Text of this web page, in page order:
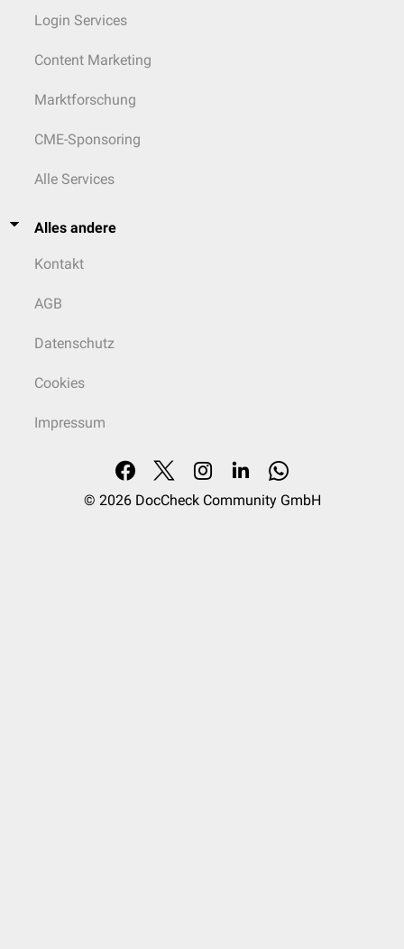
Login Services
Content Marketing
Marktforschung
CME-Sponsoring
Alle Services
Alles andere
Kontakt
AGB
Datenschutz
Cookies
Impressum
© 2026 DocCheck Community GmbH